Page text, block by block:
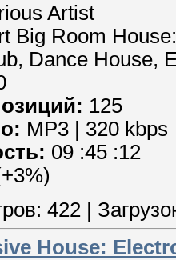
Artist
Big Room
Dance House,
125
MP3 | 320 kbps
09 :45 :12
422 |
House: